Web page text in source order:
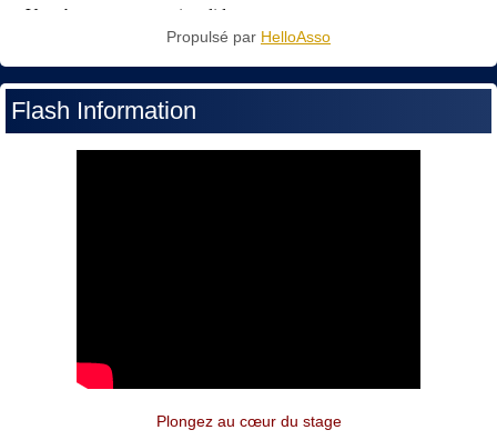
Propulsé par HelloAsso
Flash Information
Plongez au cœur du stage